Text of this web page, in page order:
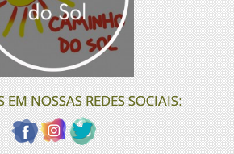
EM NOSSAS REDES SOCIAIS: